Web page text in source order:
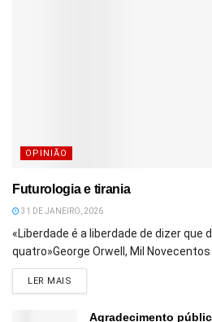
OPINIÃO
Futurologia e tirania
31 DE JANEIRO, 2026
«Liberdade é a liberdade de dizer que
quatro»George Orwell, Mil Novecentos
LER MAIS
Agradecimento